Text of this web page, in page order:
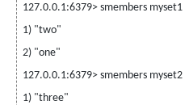
127.0.0.1:6379> smembers myset1
1) "two"
2) "one"
127.0.0.1:6379> smembers myset2
1) "three"